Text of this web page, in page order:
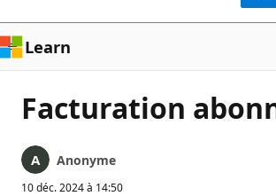
Learn
Facturation
Anonyme
10 déc. 2024 à 14:50